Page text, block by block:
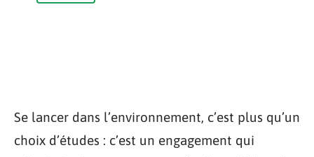
Se lancer dans l’environnement, c’est plus qu’un
choix d’études : c’est un engagement qui